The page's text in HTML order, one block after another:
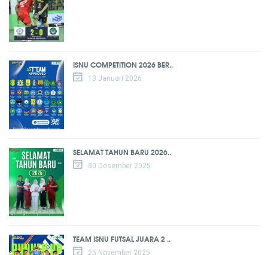
ISNU COMPETITION 2026 BER..
13 Januari 2026
SELAMAT TAHUN BARU 2026..
30 Desember 2025
TEAM ISNU FUTSAL JUARA 2 ..
25 November 2025